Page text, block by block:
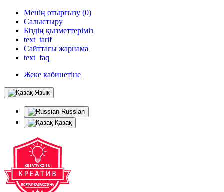
Менің отырғызу (0)
Салыстыру
Біздің қызметтеріміз
text_tarif
Сайттағы жарнама
text_faq
Жеке кабинетіне
Язык
Russian
Қазақ